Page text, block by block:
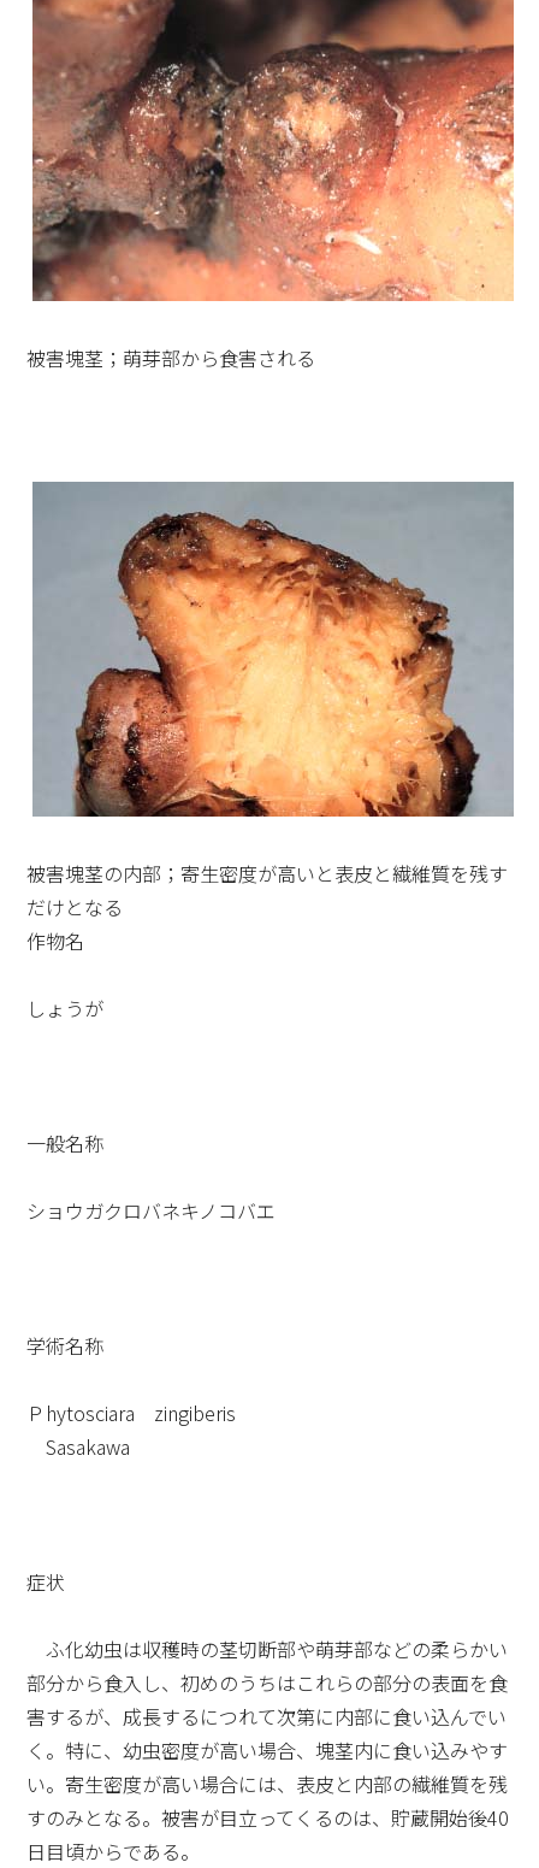
被害塊茎；萌芽部から食害される
被害塊茎の内部；寄生密度が高いと表皮と繊維質を残す
だけとなる
作物名
しょうが
一般名称
ショウガクロバネキノコバエ
学術名称
Ｐhytosciara zingiberis
Sasakawa
症状
ふ化幼虫は収穫時の茎切断部や萌芽部などの柔らかい
部分から食入し、初めのうちはこれらの部分の表面を食
害するが、成長するにつれて次第に内部に食い込んでい
く。特に、幼虫密度が高い場合、塊茎内に食い込みやす
い。寄生密度が高い場合には、表皮と内部の繊維質を残
すのみとなる。被害が目立ってくるのは、貯蔵開始後40
日目頃からである。